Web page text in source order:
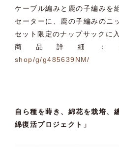
ケーブル編みと鹿の子編みを
セーターに 、鹿の子編みのニ
セット限定のナップサックに
商品詳細：
shop/g/g485639NM/
自ら種を蒔き、綿花を栽培、
綿復活プロジェクト」